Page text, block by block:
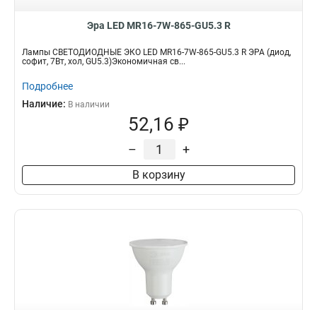
Эра LED MR16-7W-865-GU5.3 R
Лампы СВЕТОДИОДНЫЕ ЭКО LED MR16-7W-865-GU5.3 R ЭРА (диод,
софит, 7Вт, хол, GU5.3)Экономичная св...
Подробнее
Наличие: В наличии
52,16 ₽
– +
В корзину